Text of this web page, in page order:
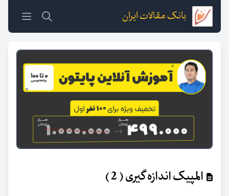
بانک مقالات ایران
المپیک اندازه گیری ( 2 )